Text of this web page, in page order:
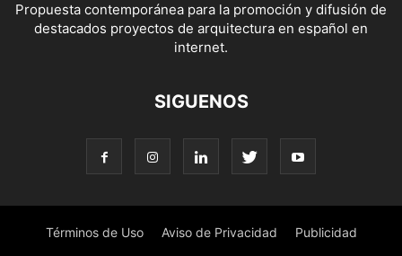
Propuesta contemporánea para la promoción y difusión de
destacados proyectos de arquitectura en español en
internet.
SIGUENOS
Términos de Uso Aviso de Privacidad Publicidad